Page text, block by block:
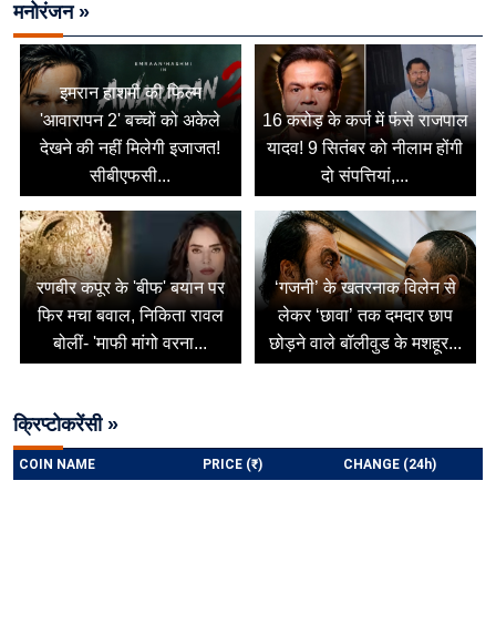
मनोरंजन »
इमरान हाशमी की फिल्म
'आवारापन 2' बच्चों को अकेले
देखने की नहीं मिलेगी इजाजत!
सीबीएफसी...
16 करोड़ के कर्ज में फंसे राजपाल
यादव! 9 सितंबर को नीलाम होंगी
दो संपत्तियां,...
रणबीर कपूर के 'बीफ' बयान पर
फिर मचा बवाल, निकिता रावल
बोलीं- 'माफी मांगो वरना...
‘गजनी’ के खतरनाक विलेन से
लेकर ‘छावा’ तक दमदार छाप
छोड़ने वाले बॉलीवुड के मशहूर...
क्रिप्टोकरेंसी »